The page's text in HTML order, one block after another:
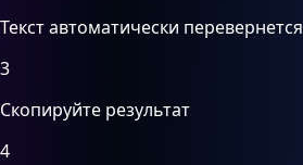
Текст автоматически перевернется
3
Скопируйте результат
4